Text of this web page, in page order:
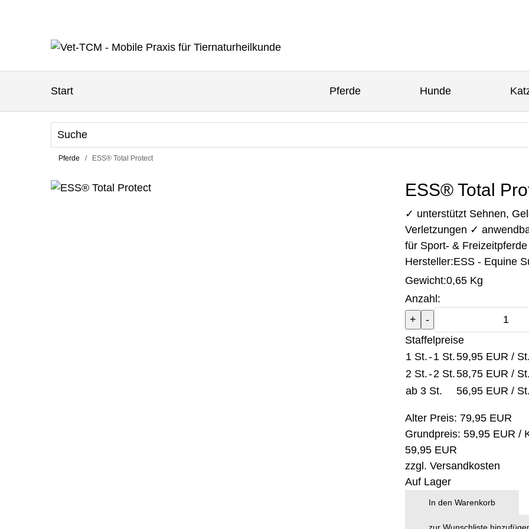
Start Pferde Hunde
Pferde ESS® Total Protect
ESS® Total
✓ unterstützt Sehnen,
Verletzungen ✓
für Sport- &
Hersteller:ESS - Equine
Gewicht:0,65 Kg
Anzahl:
Staffelpreise
1 St.-1 St.59,95 EUR / St.
2 St.-2 St.58,75 EUR / St.
ab 3 St.
56,95 EUR / St.
Alter Preis: 79,95 EUR
Grundpreis: 59,95 EUR /
59,95 EUR
zzgl. Versandkosten
Auf Lager